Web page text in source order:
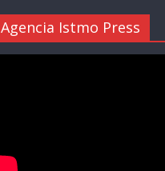
Agencia Istmo Press